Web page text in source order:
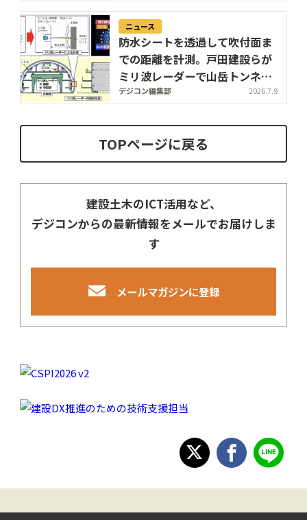
ニュース
防水シートを透過して吹付面ま
での距離を計測。戸田建設らが
ミリ波レーダーで山岳トンネル
覆工空間を自動計測する「マキ
デジコン編集部 2026.7.9
TOPページに戻る
建設土木のICT活用など、
デジコンからの最新情報をメールでお届けしま
す
メールマガジンに登録